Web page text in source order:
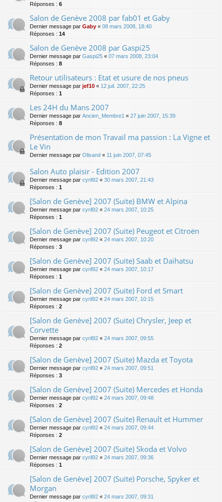
Réponses : 6
Salon de Genève 2008 par fab01 et Gaby
Dernier message par Gaby « 08 mars 2008, 18:40
Réponses : 14
Salon de Genève 2008 par Gaspi25
Dernier message par Gaspi25 « 07 mars 2008, 23:04
Réponses : 8
Retour utilisateurs : Etat et usure de nos pneus
Dernier message par jef10 « 12 juil. 2007, 22:25
Réponses : 1
Les 24H du Mans 2007
Dernier message par Ancien_Membre1 « 27 juin 2007, 15:39
Réponses : 8
Présentation de mon Travail ma passion : La Vigne et
Le Vin
Dernier message par Olisand « 11 juin 2007, 07:45
Salon Auto plaisir - Edition 2007
Dernier message par cyril92 « 30 mars 2007, 21:43
Réponses : 1
[Salon de Genève] 2007 (Suite) BMW et Alpina
Dernier message par cyril92 « 24 mars 2007, 10:25
Réponses : 1
[Salon de Genève] 2007 (Suite) Peugeot et Citroën
Dernier message par cyril92 « 24 mars 2007, 10:20
Réponses : 3
[Salon de Genève] 2007 (Suite) Saab et Daihatsu
Dernier message par cyril92 « 24 mars 2007, 10:17
Réponses : 1
[Salon de Genève] 2007 (Suite) Ford et Smart
Dernier message par cyril92 « 24 mars 2007, 10:15
Réponses : 2
[Salon de Genève] 2007 (Suite) Chrysler, Jeep et
Corvette
Dernier message par cyril92 « 24 mars 2007, 09:55
Réponses : 2
[Salon de Genève] 2007 (Suite) Mazda et Toyota
Dernier message par cyril92 « 24 mars 2007, 09:51
Réponses : 3
[Salon de Genève] 2007 (Suite) Mercedes et Honda
Dernier message par cyril92 « 24 mars 2007, 09:48
Réponses : 2
[Salon de Genève] 2007 (Suite) Renault et Hummer
Dernier message par cyril92 « 24 mars 2007, 09:44
Réponses : 2
[Salon de Genève] 2007 (Suite) Skoda et Volvo
Dernier message par cyril92 « 24 mars 2007, 09:36
Réponses : 1
[Salon de Genève] 2007 (Suite) Porsche, Spyker et
Morgan
Dernier message par cyril92 « 24 mars 2007, 09:31